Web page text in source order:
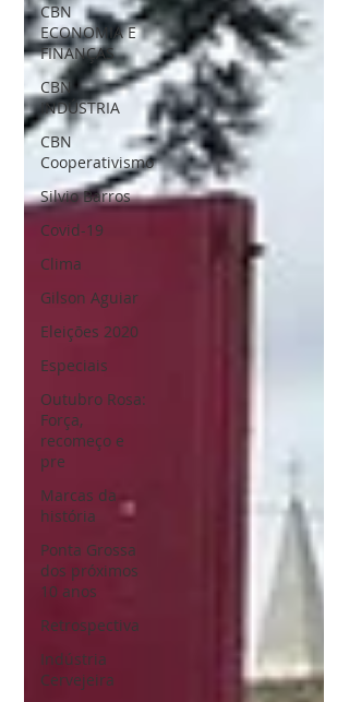
CBN
ECONOMIA E
FINANÇAS
CBN
INDÚSTRIA
CBN
Cooperativismo
Silvio Barros
Covid-19
Clima
Gilson Aguiar
Eleições 2020
Especiais
Outubro Rosa:
Força,
recomeço e
pre
Marcas da
história
Ponta Grossa
dos próximos
10 anos
Retrospectiva
Indústria
Cervejeira